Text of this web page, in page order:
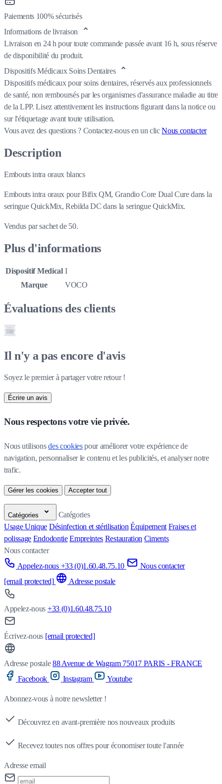
Paiements 100% sécurisés
Informations de livraison
Livraison en 24 h pour toute commande passée avant 16 h, sous réserve
de disponibilité du produit.
Dispositifs Médicaux Soins Dentaires
Dispositifs médicaux pour soins dentaires, réservés aux professionnels
de santé, non remboursés par les organismes d'assurance maladie au titre
de la LPP. Lisez attentivement les instructions figurant dans la notice ou
sur l'étiquetage avant toute utilisation.
Vous avez des questions ? Contactez-nous en un clicNous contacter
Description
Embouts intra oraux blancs
Embouts intra oraux pour Bifix QM, Grandio Core Dual Cure dans la
seringue QuickMix, Rebilda DC dans la seringue QuickMix.
Vendus par sachet de 50.
Plus d'informations
Dispositif Medical I
Marque
VOCO
Évaluations des clients
Il n'y a pas encore d'avis
Soyez le premier à partager votre retour !
Écrire un avis
Nous respectons votre vie privée.
Nous utilisons des cookies pour améliorer votre expérience de
navigation, personnaliser le contenu et les publicités, et analyser notre
trafic.
Gérer les cookies Accepter tout
Catégories
Catégories
Usage Unique Désinfection et stérilisation Équipement Fraises et
polissage Endodontie Empreintes Restauration Ciments
Nous contacter
Appelez-nous +33 (0)1.60.48.75.10
Nous contacter
[email protected]
Adresse postale
Appelez-nous +33 (0)1.60.48.75.10
Écrivez-nous [email protected]
Adresse postale 88 Avenue de Wagram 75017 PARIS - FRANCE
Facebook
Instagram Youtube
Abonnez-vous à notre newsletter !
Découvrez en avant-première nos nouveaux produits
Recevez toutes nos offres pour économiser toute l'année
Adresse email